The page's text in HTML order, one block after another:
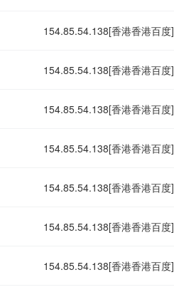
154.85.54.138[香港香港百度]
154.85.54.138[香港香港百度]
154.85.54.138[香港香港百度]
154.85.54.138[香港香港百度]
154.85.54.138[香港香港百度]
154.85.54.138[香港香港百度]
154.85.54.138[香港香港百度]